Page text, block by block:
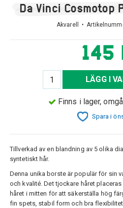
Da Vinci Cosmotop
Akvarell •
145
LÄGG I
Finns i lager,
Spara i
Tillverkad av en blandning av 5 olika
syntetiskt hår.
Denna unika borste är populär för sin
och kvalité. Det tjockare håret
håret i mitten för att säkerställa hög
fin spets, stabil form och bra